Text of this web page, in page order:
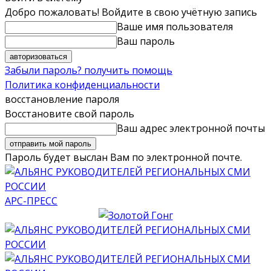
Добро пожаловать! Войдите в свою учётную запись
Ваше имя пользователя
Ваш пароль
Забыли пароль? получить помощь
Политика конфиденциальности
восстановление пароля
Восстановите свой пароль
Ваш адрес электронной почты
Пароль будет выслан Вам по электронной почте.
АРС-ПРЕСС